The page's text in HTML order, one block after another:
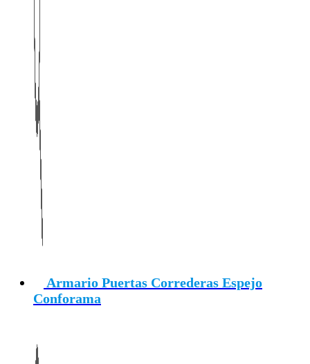
Armario Puertas Correderas Espejo
Conforama